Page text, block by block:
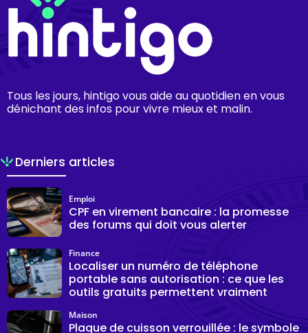
Tous les jours, hintigo vous aide au quotidien en vous
dénichant des infos pour vivre mieux et malin.
Derniers articles
CPF en virement bancaire : la promesse
des forums qui doit vous alerter
Emploi
Localiser un numéro de téléphone
portable sans autorisation : ce que les
outils gratuits permettent vraiment
Finance
Plaque de cuisson verrouillée : le symbole
Maison